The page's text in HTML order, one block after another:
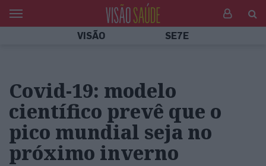
VISÃO SE7E
Covid-19: modelo
científico prevê que o
pico mundial seja no
próximo inverno